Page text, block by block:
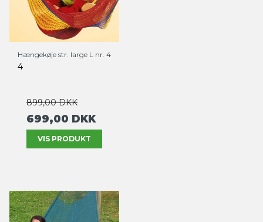
Hængekøje str. large L nr. 4
4
899,00 DKK
699,00 DKK
VIS PRODUKT